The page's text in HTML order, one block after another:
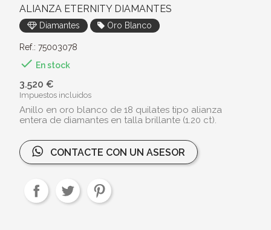
ALIANZA ETERNITY DIAMANTES
Diamantes Oro Blanco
Ref.: 75003078
 En stock
3.520 €
Impuestos incluidos
Anillo en oro blanco de 18 quilates tipo alianza
entera de diamantes en talla brillante (1.20 ct).
CONTACTE CON UN ASESOR